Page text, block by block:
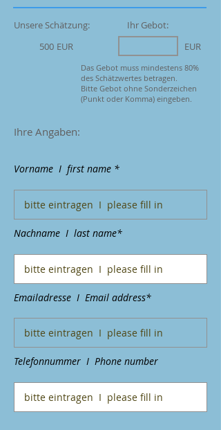
Unsere Schätzung:
500 EUR
Ihr Gebot:
EUR
Das Gebot muss mindestens 80%
des Schätzwertes betragen.
Bitte Gebot ohne Sonderzeichen
(Punkt oder Komma) eingeben.
Ihre Angaben:
Vorname I first name *
Nachname I last name*
Emailadresse I Email address*
Telefonnummer I Phone number